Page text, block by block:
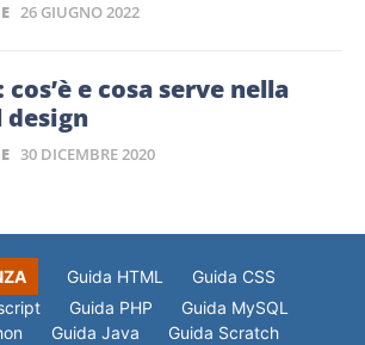
26 GIUGNO 2022
e cosa serve nella
design
30 DICEMBRE 2020
Guida HTML
Guida CSS
Guida PHP
Guida MySQL
Guida Java
Guida Scratch